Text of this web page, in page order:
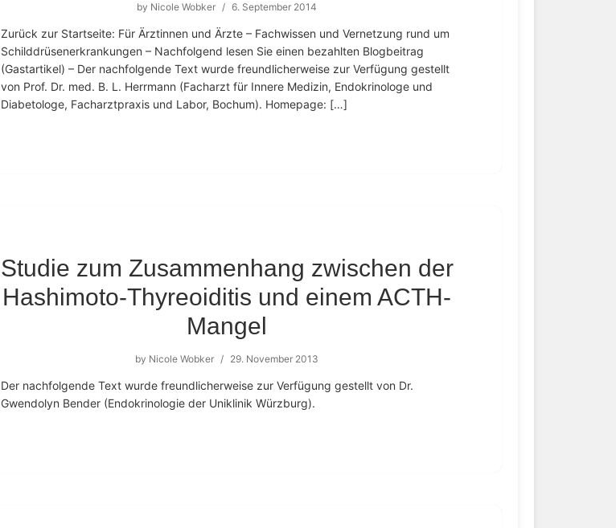
by Nicole Wobker / 6. September 2014
Zurück zur Startseite: Für Ärztinnen und Ärzte – Fachwissen und Vernetzung rund um
Schilddrüsenerkrankungen – Nachfolgend lesen Sie einen bezahlten Blogbeitrag
(Gastartikel) – Der nachfolgende Text wurde freundlicherweise zur Verfügung gestellt
von Prof. Dr. med. B. L. Herrmann (Facharzt für Innere Medizin, Endokrinologe und
Diabetologe, Facharztpraxis und Labor, Bochum). Homepage: […]
Studie zum Zusammenhang zwischen der
Hashimoto-Thyreoiditis und einem ACTH-
Mangel
by Nicole Wobker / 29. November 2013
Der nachfolgende Text wurde freundlicherweise zur Verfügung gestellt von Dr.
Gwendolyn Bender (Endokrinologie der Uniklinik Würzburg).